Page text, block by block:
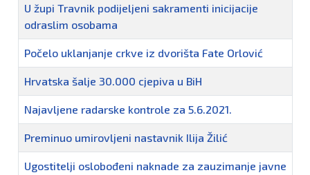
U župi Travnik podijeljeni sakramenti inicijacije
odraslim osobama
Počelo uklanjanje crkve iz dvorišta Fate Orlović
Hrvatska šalje 30.000 cjepiva u BiH
Najavljene radarske kontrole za 5.6.2021.
Preminuo umirovljeni nastavnik Ilija Žilić
Ugostitelji oslobođeni naknade za zauzimanje javne